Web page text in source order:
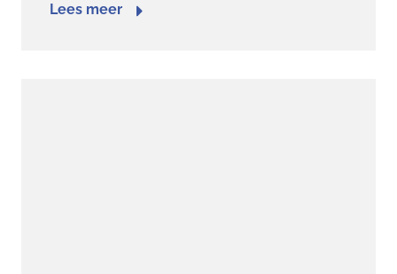
Lees meer